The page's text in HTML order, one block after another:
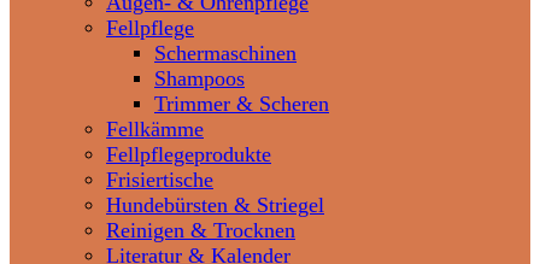
Fellpflege
Schermaschinen
Shampoos
Trimmer & Scheren
Fellkämme
Fellpflegeprodukte
Frisiertische
Hundebürsten & Striegel
Reinigen & Trocknen
Literatur & Kalender